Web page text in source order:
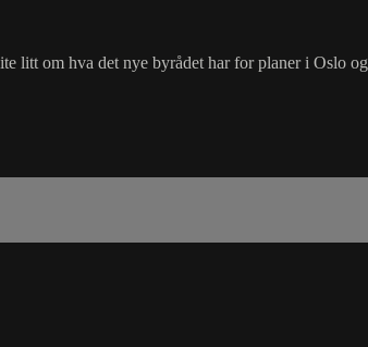
litt om hva det nye byrådet har for planer i Oslo